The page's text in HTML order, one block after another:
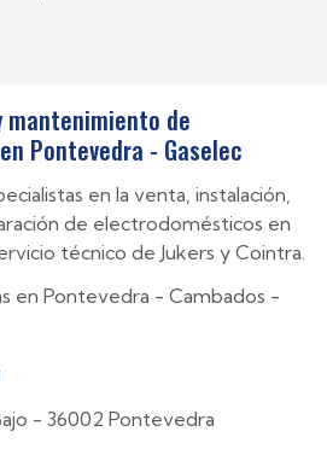
de
Pontevedra - Gaselec
en la venta, instalación,
de electrodomésticos en
técnico de Jukers y Cointra.
en Pontevedra - Cambados -
- 36002 Pontevedra